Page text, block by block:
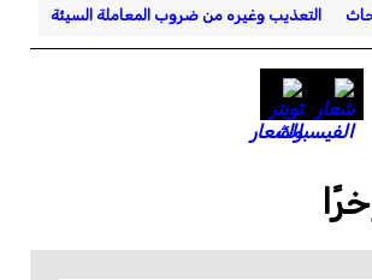
التعذيب وغيره من ضروب المعاملة السيئة